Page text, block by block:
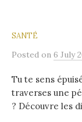
SANTÉ
Posted on 6 July
Tu te sens
traverses une
? Découvre les